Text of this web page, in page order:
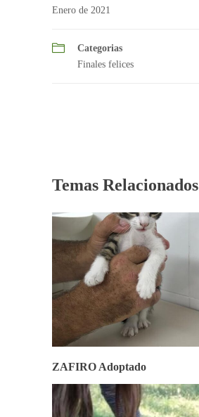
Enero de 2021
Categorias
Finales felices
Temas Relacionados
ZAFIRO Adoptado